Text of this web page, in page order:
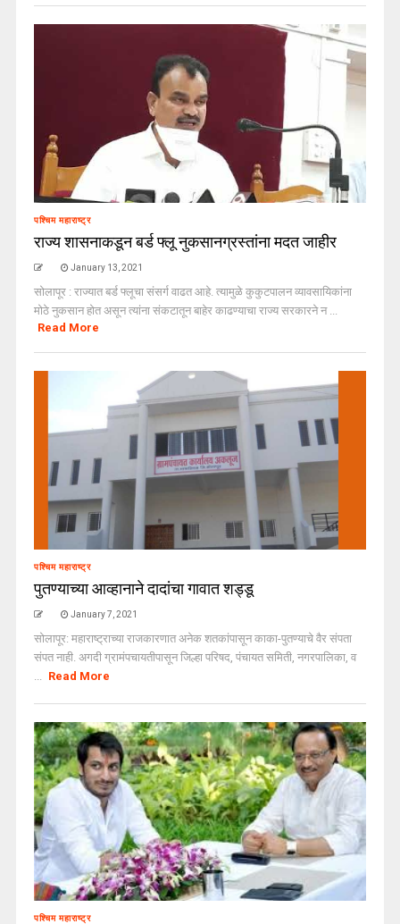
पश्चिम महाराष्ट्र
राज्य शासनाकडून बर्ड फ्लू नुकसानग्रस्तांना मदत जाहीर
January 13, 2021
सोलापूर : राज्यात बर्ड फ्लूचा संसर्ग वाढत आहे. त्यामुळे कुकुटपालन व्यावसायिकांना
मोठे नुकसान होत असून त्यांना संकटातून बाहेर काढण्याचा राज्य सरकारने न ...
Read More
पश्चिम महाराष्ट्र
पुतण्याच्या आव्हानाने दादांचा गावात शड्डू
January 7, 2021
सोलापूर: महाराष्ट्राच्या राजकारणात अनेक शतकांपासून काका-पुतण्याचे वैर संपता
संपत नाही. अगदी ग्रामंपचायतीपासून जिल्हा परिषद, पंचायत समिती, नगरपालिका, व
... Read More
पश्चिम महाराष्ट्र